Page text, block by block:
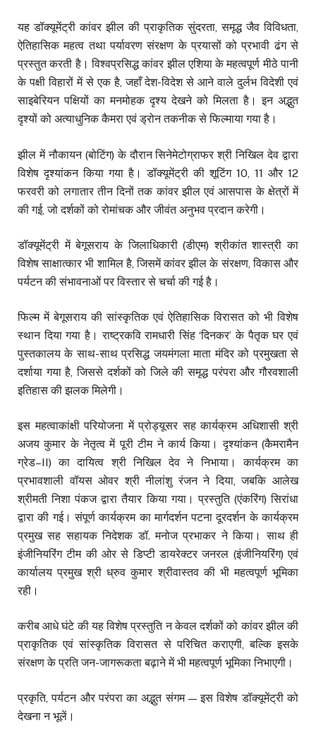
यह डॉक्यूमेंट्री कांवर झील की प्राकृतिक सुंदरता, समृद्ध जैव विविधता,
ऐतिहासिक महत्व तथा पर्यावरण संरक्षण के प्रयासों को प्रभावी ढंग से
प्रस्तुत करती है। विश्वप्रसिद्ध कांवर झील एशिया के महत्वपूर्ण मीठे पानी
के पक्षी विहारों में से एक है, जहाँ देश-विदेश से आने वाले दुर्लभ विदेशी एवं
साइबेरियन पक्षियों का मनमोहक दृश्य देखने को मिलता है। इन अद्भुत
दृश्यों को अत्याधुनिक कैमरा एवं ड्रोन तकनीक से फिल्माया गया है।
झील में नौकायन (बोटिंग) के दौरान सिनेमेटोग्राफर श्री निखिल देव द्वारा
विशेष दृश्यांकन किया गया है। डॉक्यूमेंट्री की शूटिंग 10, 11 और 12
फरवरी को लगातार तीन दिनों तक कांवर झील एवं आसपास के क्षेत्रों में
की गई, जो दर्शकों को रोमांचक और जीवंत अनुभव प्रदान करेगी।
डॉक्यूमेंट्री में बेगूसराय के जिलाधिकारी (डीएम) श्रीकांत शास्त्री का
विशेष साक्षात्कार भी शामिल है, जिसमें कांवर झील के संरक्षण, विकास और
पर्यटन की संभावनाओं पर विस्तार से चर्चा की गई है।
फिल्म में बेगूसराय की सांस्कृतिक एवं ऐतिहासिक विरासत को भी विशेष
स्थान दिया गया है। राष्ट्रकवि रामधारी सिंह ‘दिनकर’ के पैतृक घर एवं
पुस्तकालय के साथ-साथ प्रसिद्ध जयमंगला माता मंदिर को प्रमुखता से
दर्शाया गया है, जिससे दर्शकों को जिले की समृद्ध परंपरा और गौरवशाली
इतिहास की झलक मिलेगी।
इस महत्वाकांक्षी परियोजना में प्रोड्यूसर सह कार्यक्रम अधिशासी श्री
अजय कुमार के नेतृत्व में पूरी टीम ने कार्य किया। दृश्यांकन (कैमरामैन
ग्रेड–II) का दायित्व श्री निखिल देव ने निभाया। कार्यक्रम का
प्रभावशाली वॉयस ओवर श्री नीलांशु रंजन ने दिया, जबकि आलेख
श्रीमती निशा पंकज द्वारा तैयार किया गया। प्रस्तुति (एंकरिंग) सिरांधा
द्वारा की गई। संपूर्ण कार्यक्रम का मार्गदर्शन पटना दूरदर्शन के कार्यक्रम
प्रमुख सह सहायक निदेशक डॉ. मनोज प्रभाकर ने किया। साथ ही
इंजीनियरिंग टीम की ओर से डिप्टी डायरेक्टर जनरल (इंजीनियरिंग) एवं
कार्यालय प्रमुख श्री ध्रुव कुमार श्रीवास्तव की भी महत्वपूर्ण भूमिका
रही।
करीब आधे घंटे की यह विशेष प्रस्तुति न केवल दर्शकों को कांवर झील की
प्राकृतिक एवं सांस्कृतिक विरासत से परिचित कराएगी, बल्कि इसके
संरक्षण के प्रति जन-जागरूकता बढ़ाने में भी महत्वपूर्ण भूमिका निभाएगी।
प्रकृति, पर्यटन और परंपरा का अद्भुत संगम — इस विशेष डॉक्यूमेंट्री को
देखना न भूलें।